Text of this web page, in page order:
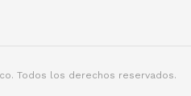
Todos los derechos reservados.